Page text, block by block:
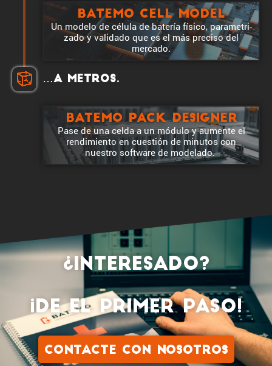
Batemo Cell Model
Un modelo de célula de batería físico, parame­tri­
zado y validado que es el más preciso del
mercado.
…a metros.
Batemo Pack Designer
Pase de una celda a un módulo y aumente el
rendi­miento en cuestión de minutos con
nuestro software de modelado.
¿Intere­sado?
¡De el primer paso!
CONTACTE CON NOSOTROS